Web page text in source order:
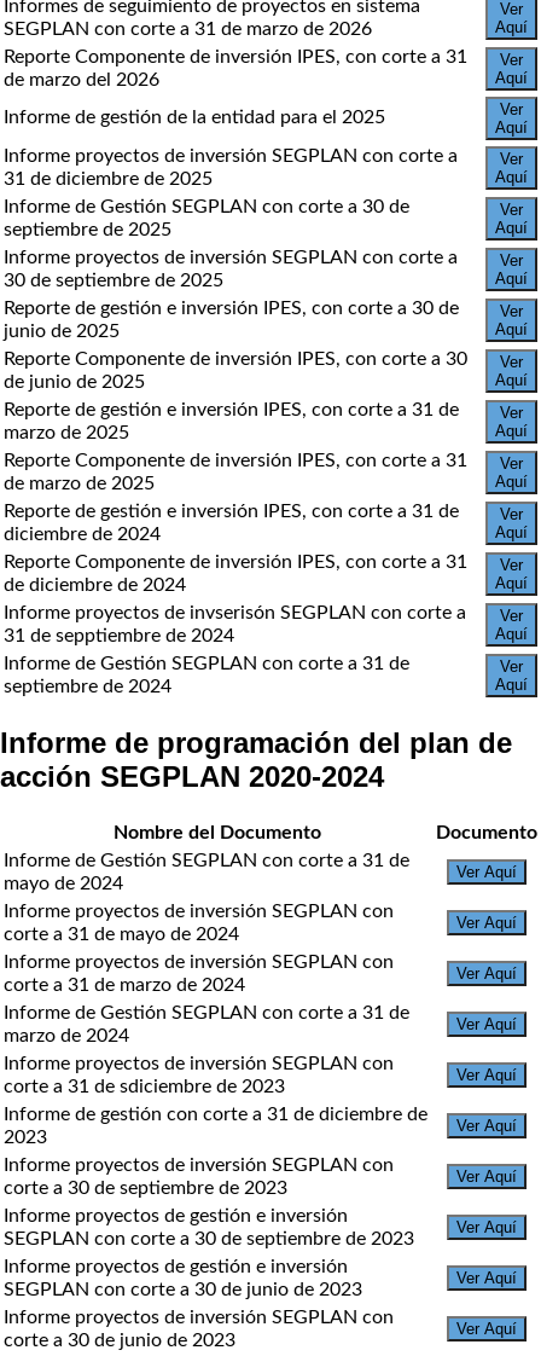
Informes de seguimiento de proyectos en sistema
SEGPLAN con corte a 31 de marzo de 2026
Ver
Aquí
Reporte Componente de inversión IPES, con corte a 31
de marzo del 2026
Ver
Aquí
Informe de gestión de la entidad para el 2025
Ver
Aquí
Informe proyectos de inversión SEGPLAN con corte a
31 de diciembre de 2025
Ver
Aquí
Informe de Gestión SEGPLAN con corte a 30 de
septiembre de 2025
Ver
Aquí
Informe proyectos de inversión SEGPLAN con corte a
30 de septiembre de 2025
Ver
Aquí
Reporte de gestión e inversión IPES, con corte a 30 de
junio de 2025
Ver
Aquí
Reporte Componente de inversión IPES, con corte a 30
de junio de 2025
Ver
Aquí
Reporte de gestión e inversión IPES, con corte a 31 de
marzo de 2025
Ver
Aquí
Reporte Componente de inversión IPES, con corte a 31
de marzo de 2025
Ver
Aquí
Reporte de gestión e inversión IPES, con corte a 31 de
diciembre de 2024
Ver
Aquí
Reporte Componente de inversión IPES, con corte a 31
de diciembre de 2024
Ver
Aquí
Informe proyectos de invserisón SEGPLAN con corte a
31 de sepptiembre de 2024
Ver
Aquí
Informe de Gestión SEGPLAN con corte a 31 de
septiembre de 2024
Ver
Aquí
Informe de programación del plan de
acción SEGPLAN 2020-2024
Nombre del Documento
Documento
Informe de Gestión SEGPLAN con corte a 31 de
mayo de 2024
Ver Aquí
Informe proyectos de inversión SEGPLAN con
corte a 31 de mayo de 2024
Ver Aquí
Informe proyectos de inversión SEGPLAN con
corte a 31 de marzo de 2024
Ver Aquí
Informe de Gestión SEGPLAN con corte a 31 de
marzo de 2024
Ver Aquí
Informe proyectos de inversión SEGPLAN con
corte a 31 de sdiciembre de 2023
Ver Aquí
Informe de gestión con corte a 31 de diciembre de
2023
Ver Aquí
Informe proyectos de inversión SEGPLAN con
corte a 30 de septiembre de 2023
Ver Aquí
Informe proyectos de gestión e inversión
SEGPLAN con corte a 30 de septiembre de 2023
Ver Aquí
Informe proyectos de gestión e inversión
SEGPLAN con corte a 30 de junio de 2023
Ver Aquí
Informe proyectos de inversión SEGPLAN con
corte a 30 de junio de 2023
Ver Aquí